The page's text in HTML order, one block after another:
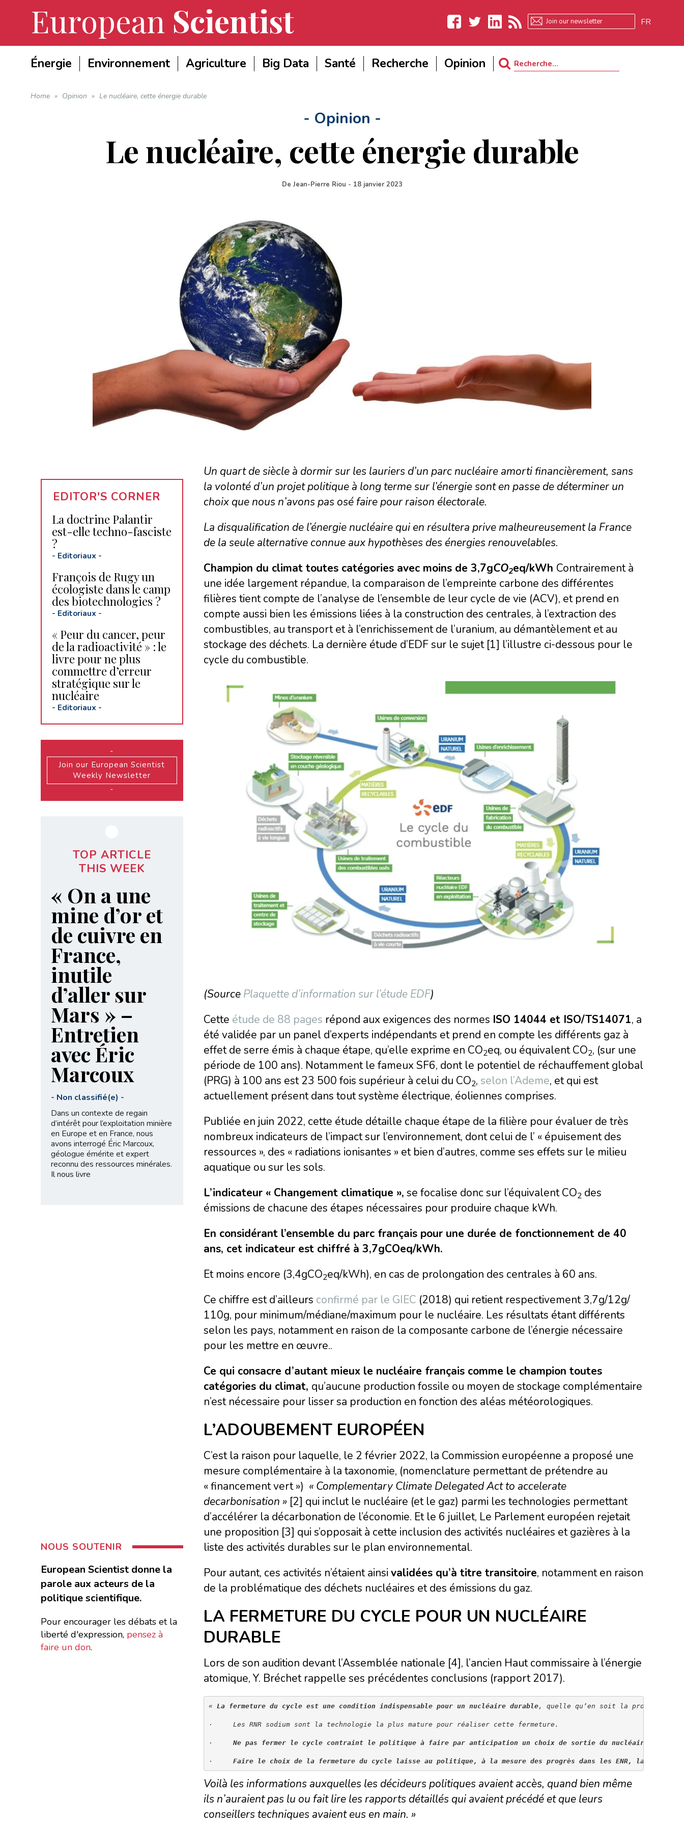
European Scientist
LinkedIn
FR
Énergie Environnement Agriculture Big Data Santé Recherche Opinion
Search
Home » Opinion » Le nucléaire, cette énergie durable
- Opinion -
Le nucléaire, cette énergie durable
De Jean-Pierre Riou - 18 janvier 2023
Un quart de siècle à dormir sur les lauriers d’un parc nucléaire amorti financièrement, sans
la volonté d’un projet politique à long terme sur l’énergie sont en passe de déterminer un
choix que nous n’avons pas osé faire pour raison électorale.
La disqualification de l’énergie nucléaire qui en résultera prive malheureusement la France
de la seule alternative connue aux hypothèses des énergies renouvelables.
Champion du climat toutes catégories avec moins de 3,7gCO2eq/kWh Contrairement à
une idée largement répandue, la comparaison de l’empreinte carbone des différentes
filières tient compte de l’analyse de l’ensemble de leur cycle de vie (ACV), et prend en
compte aussi bien les émissions liées à la construction des centrales, à l’extraction des
combustibles, au transport et à l’enrichissement de l’uranium, au démantèlement et au
stockage des déchets. La dernière étude d’EDF sur le sujet [1] l’illustre ci-dessous pour le
cycle du combustible.
(Source Plaquette d’information sur l’étude EDF)
Cette étude de 88 pages répond aux exigences des normes ISO 14044 et ISO/TS14071, a
été validée par un panel d’experts indépendants et prend en compte les différents gaz à
effet de serre émis à chaque étape, qu’elle exprime en CO2eq, ou équivalent CO2, (sur une
période de 100 ans). Notamment le fameux SF6, dont le potentiel de réchauffement global
(PRG) à 100 ans est 23 500 fois supérieur à celui du CO2, selon l’Ademe, et qui est
actuellement présent dans tout système électrique, éoliennes comprises.
Publiée en juin 2022, cette étude détaille chaque étape de la filière pour évaluer de très
nombreux indicateurs de l’impact sur l’environnement, dont celui de l’ « épuisement des
ressources », des « radiations ionisantes » et bien d’autres, comme ses effets sur le milieu
aquatique ou sur les sols.
L’indicateur « Changement climatique », se focalise donc sur l’équivalent CO2 des
émissions de chacune des étapes nécessaires pour produire chaque kWh.
En considérant l’ensemble du parc français pour une durée de fonctionnement de 40
ans, cet indicateur est chiffré à 3,7gCOeq/kWh.
Et moins encore (3,4gCO2eq/kWh), en cas de prolongation des centrales à 60 ans.
Ce chiffre est d’ailleurs confirmé par le GIEC (2018) qui retient respectivement 3,7g/12g/
110g, pour minimum/médiane/maximum pour le nucléaire. Les résultats étant différents
selon les pays, notamment en raison de la composante carbone de l’énergie nécessaire
pour les mettre en œuvre..
Ce qui consacre d’autant mieux le nucléaire français comme le champion toutes
catégories du climat, qu’aucune production fossile ou moyen de stockage complémentaire
n’est nécessaire pour lisser sa production en fonction des aléas météorologiques.
L’ADOUBEMENT EUROPÉEN
C’est la raison pour laquelle, le 2 février 2022, la Commission européenne a proposé une
mesure complémentaire à la taxonomie, (nomenclature permettant de prétendre au
« financement vert ») « Complementary Climate Delegated Act to accelerate
decarbonisation » [2] qui inclut le nucléaire (et le gaz) parmi les technologies permettant
d’accélérer la décarbonation de l’économie. Et le 6 juillet, Le Parlement européen rejetait
une proposition [3] qui s’opposait à cette inclusion des activités nucléaires et gazières à la
liste des activités durables sur le plan environnemental.
Pour autant, ces activités n’étaient ainsi validées qu’à titre transitoire, notamment en raison
de la problématique des déchets nucléaires et des émissions du gaz.
LA FERMETURE DU CYCLE POUR UN NUCLÉAIRE
DURABLE
Lors de son audition devant l’Assemblée nationale [4], l’ancien Haut commissaire à l’énergie
atomique, Y. Bréchet rappelle ses précédentes conclusions (rapport 2017).
« La fermeture du cycle est une condition indispensable pour un nucléaire durable, quelle qu’en soit la proportion
·     Les RNR sodium sont la technologie la plus mature pour réaliser cette fermeture.
· Ne pas fermer le cycle contraint le politique à faire par anticipation un choix de sortie du nucléaire,
· Faire le choix de la fermeture du cycle laisse au politique, à la mesure des progrès dans les ENR, la
Voilà les informations auxquelles les décideurs politiques avaient accès, quand bien même
ils n’auraient pas lu ou fait lire les rapports détaillés qui avaient précédé et que leurs
conseillers techniques avaient eus en main. »
EDITOR'S CORNER
La doctrine Palantir
est-elle techno-fasciste
?
- Editoriaux -
François de Rugy un
écologiste dans le camp
des biotechnologies ?
- Editoriaux -
« Peur du cancer, peur
de la radioactivité » : le
livre pour ne plus
commettre d’erreur
stratégique sur le
nucléaire
- Editoriaux -
-
Join our European Scientist
Weekly Newsletter
-
TOP ARTICLE
THIS WEEK
« On a une
mine d’or et
de cuivre en
France,
inutile
d’aller sur
Mars » –
Entretien
avec Éric
Marcoux
- Non classifié(e) -
Dans un contexte de regain
d’intérêt pour l’exploitation minière
en Europe et en France, nous
avons interrogé Éric Marcoux,
géologue émérite et expert
reconnu des ressources minérales.
Il nous livre
NOUS SOUTENIR
European Scientist donne la
parole aux acteurs de la
politique scientifique.
Pour encourager les débats et la
liberté d'expression, pensez à
faire un don.